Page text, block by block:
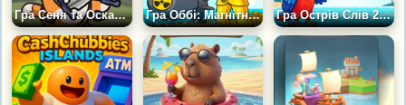
Гра Сеня та Оскар: Піратський Острів Гра Оббі: Магнітна Риболовля: Острівний Магнат Гра Острів Слів 2026: Вивчаємо Англійську